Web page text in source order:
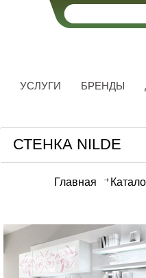
УСЛУГИ БРЕНДЫ
СТЕНКА NILDE
Главная